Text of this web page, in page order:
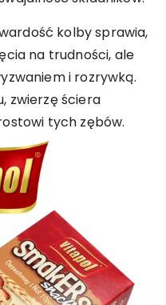
kolby sprawia,
na trudności, ale
i rozrywką.
zwierzę ściera
tych zębów.